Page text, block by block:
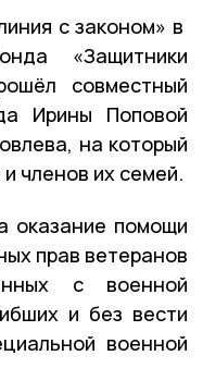
с законом» в
«Защитники
совместный
Ирины Поповой
на который
членов их семей.
оказание помощи
прав ветеранов
с военной
и без вести
военной